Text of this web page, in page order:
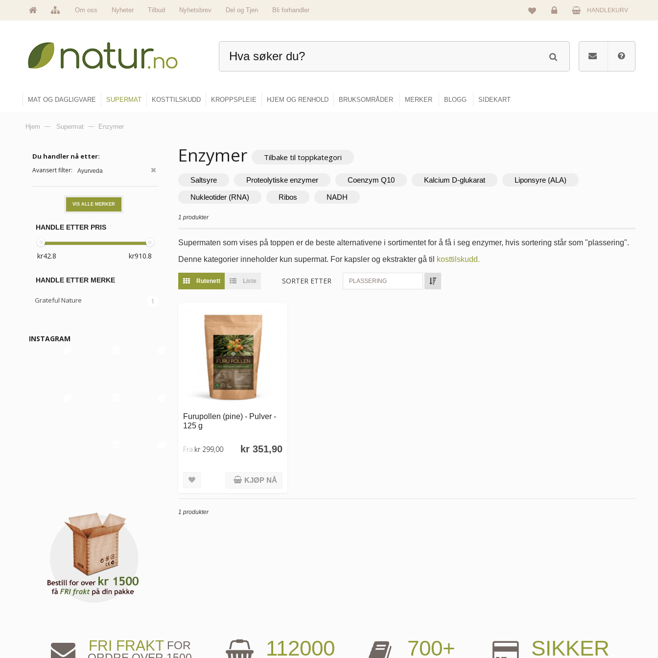
Om oss Nyheter Tilbud Nyhetsbrev Del og Tjen
Bli forhandler
Logg
HANDLEKURV
MAT OG DAGLIGVARE SUPERMAT KOSTTILSKUDD KROPPSPLEIE HJEM OG RENHOLD BRUKSOMRÅDER MERKER BLOGG SIDEKART
Hjem — Supermat — Enzymer
Enzymer Tilbake til toppkategori
Saltsyre Proteolytiske enzymer Coenzym Q10 Kalcium D-glukarat Liponsyre (ALA)
Nukleotider (RNA) Ribos NADH
1 produkter
Supermaten som vises på toppen er de beste alternativene i sortimentet for å få i seg enzymer, hvis sortering står som "plassering".
Denne kategorier inneholder kun supermat. For kapsler og ekstrakter gå til
kosttilskudd.
Rutenett Liste SORTER ETTER PLASSERING
Furupollen (pine) - Pulver -
125 g
kr 351,90
Fra kr 299,00
KJØP NÅ
1 produkter
Du handler nå etter:
Avansert filter: Ayurveda
VIS ALLE MERKER
HANDLE ETTER PRIS
HANDLE ETTER MERKE
Grateful Nature 1
INSTAGRAM
FRI FRAKT FOR
112000 700+ SIKKER